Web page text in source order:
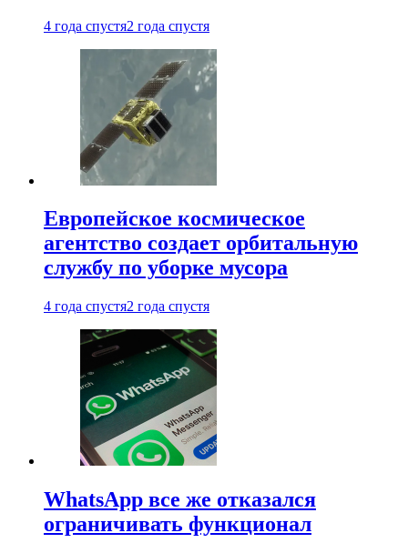
4 года спустя2 года спустя
Европейское космическое
агентство создает орбитальную
службу по уборке мусора
4 года спустя2 года спустя
WhatsApp все же отказался
ограничивать функционал